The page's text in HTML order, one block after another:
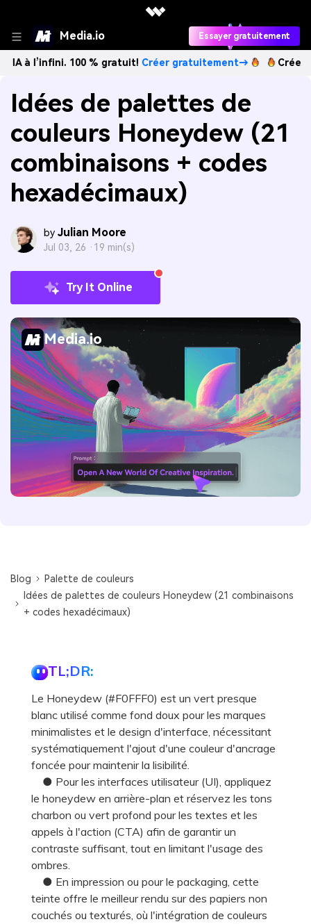
Media.io Essayer gratuitement
100 % gratuit!Créer gratuitement→ Créez des
Idées de palettes de
couleurs Honeydew (21
combinaisons + codes
hexadécimaux)
by Julian Moore
Jul 03, 26 · 19 min(s)
Try It Online
Media.io
Blog
Palette de couleurs
Idées de palettes de couleurs Honeydew (21 combinaisons
+ codes hexadécimaux)
TL;DR:
Le Honeydew (#F0FFF0) est un vert presque
blanc utilisé comme fond doux pour les marques
minimalistes et le design d'interface, nécessitant
systématiquement l'ajout d'une couleur d'ancrage
foncée pour maintenir la lisibilité.
● Pour les interfaces utilisateur (UI), appliquez
le honeydew en arrière-plan et réservez les tons
charbon ou vert profond pour les textes et les
appels à l'action (CTA) afin de garantir un
contraste suffisant, tout en limitant l'usage des
ombres.
● En impression ou pour le packaging, cette
teinte offre le meilleur rendu sur des papiers non
couchés ou texturés, où l'intégration de couleurs